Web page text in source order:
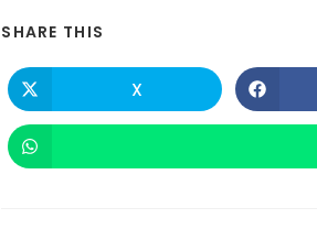
SHARE THIS
CONTENT
Opens
in
a
X